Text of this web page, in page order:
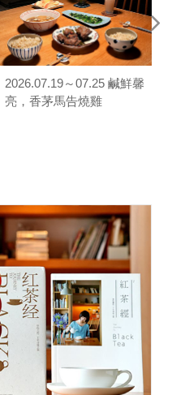
2026.07.19～07.25 鹹鮮馨
亮，香茅馬告燒雞